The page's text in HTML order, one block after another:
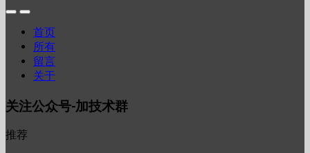
首页
所有
留言
关于
关注公众号-加技术群
推荐